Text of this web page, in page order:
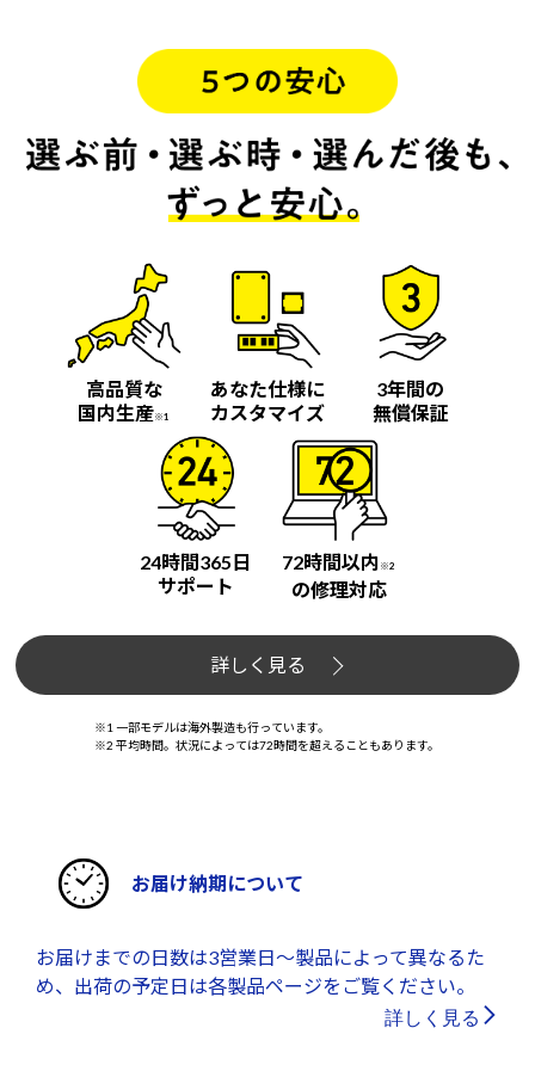
高品質な
国内生産※1
あなた仕様に
カスタマイズ
3年間の
無償保証
24時間365日
サポート
72時間以内 ※2
の修理対応
詳しく見る
※1 一部モデルは海外製造も行っています。
※2 平均時間。状況によっては72時間を超えることもあります。
お届け納期について
お届けまでの日数は3営業日～製品によって異なるた
め、出荷の予定日は各製品ページをご覧ください。
詳しく見る